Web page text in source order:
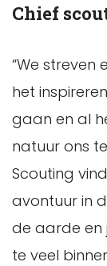
Chief
“We streven
het
gaan en al
natuur ons
Scouting
avontuur in
de aarde en
te veel